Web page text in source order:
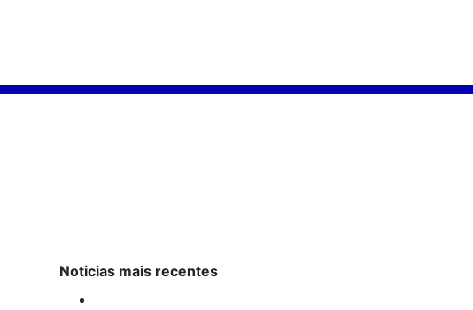
Noticias mais recentes